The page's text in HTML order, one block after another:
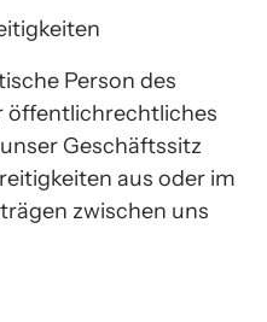
Person des
öffentlichrechtliches
Geschäftssitz
aus oder im
zwischen uns